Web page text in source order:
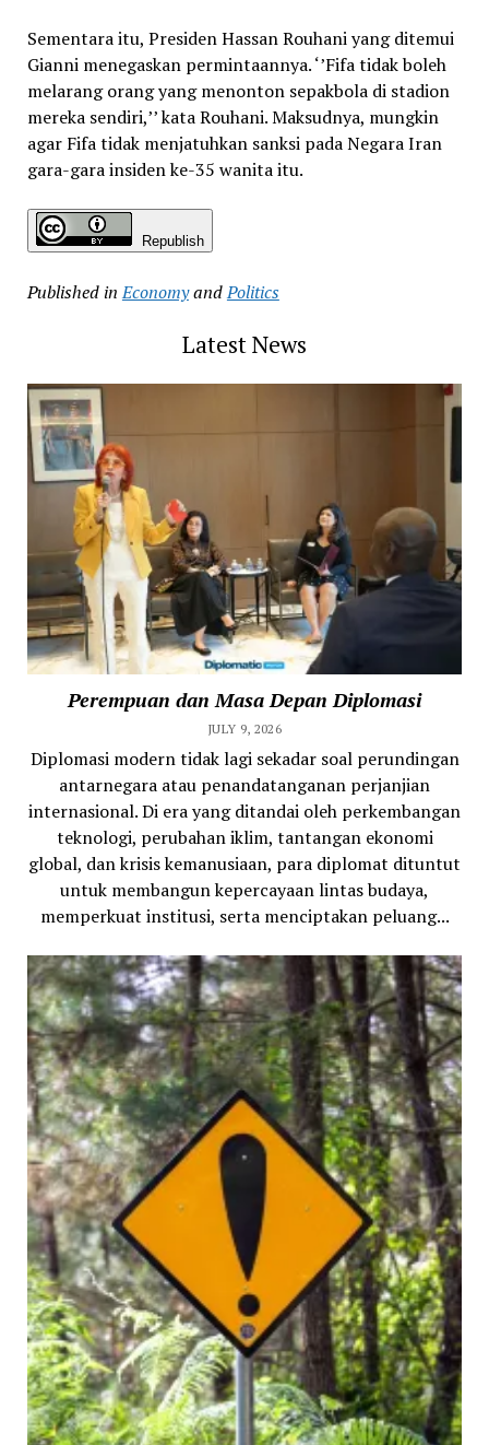
Sementara itu, Presiden Hassan Rouhani yang ditemui
Gianni menegaskan permintaannya. ‘’Fifa tidak boleh
melarang orang yang menonton sepakbola di stadion
mereka sendiri,’’ kata Rouhani. Maksudnya, mungkin
agar Fifa tidak menjatuhkan sanksi pada Negara Iran
gara-gara insiden ke-35 wanita itu.
Republish
Published in EconomyandPolitics
Latest News
Perempuan dan Masa Depan Diplomasi
JULY 9, 2026
Diplomasi modern tidak lagi sekadar soal perundingan
antarnegara atau penandatanganan perjanjian
internasional. Di era yang ditandai oleh perkembangan
teknologi, perubahan iklim, tantangan ekonomi
global, dan krisis kemanusiaan, para diplomat dituntut
untuk membangun kepercayaan lintas budaya,
memperkuat institusi, serta menciptakan peluang...